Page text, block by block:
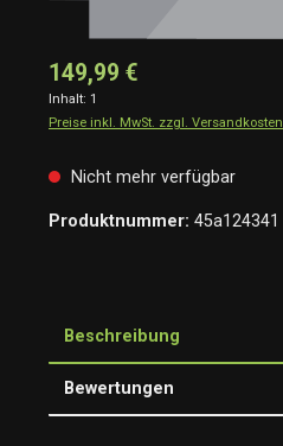
149,99 €
Inhalt: 1
Preise inkl. MwSt. zzgl. Versandkosten
Nicht mehr verfügbar
Produktnummer: 45a124341
Beschreibung
Bewertungen